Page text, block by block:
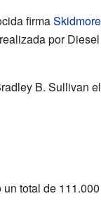
firma
por Diesel
B. Sullivan el
total de 111.000